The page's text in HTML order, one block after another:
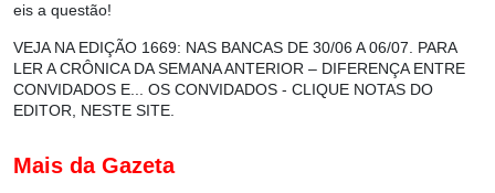
eis a questão!
VEJA NA EDIÇÃO 1669: NAS BANCAS DE 30/06 A 06/07. PARA
LER A CRÔNICA DA SEMANA ANTERIOR – DIFERENÇA ENTRE
CONVIDADOS E... OS CONVIDADOS - CLIQUE NOTAS DO
EDITOR, NESTE SITE.
Mais da Gazeta